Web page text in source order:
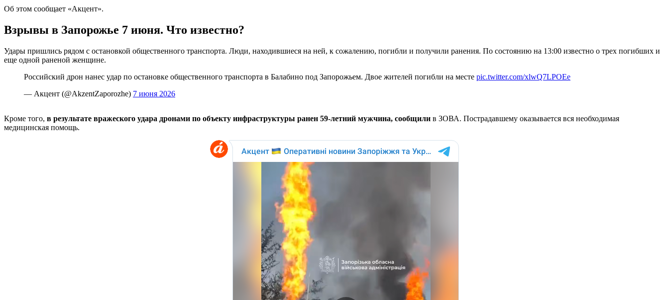
Об этом сообщает «Акцент».
Взрывы в Запорожье 7 июня. Что известно?
Удары пришлись рядом с остановкой общественного транспорта. Люди, находившиеся на ней, к сожалению, погибли и получили ранения. По состоянию на 13:00 известно о трех погибших и
еще одной раненой женщине.
Российский дрон нанес удар по остановке общественного транспорта в Балабино под Запорожьем. Двое жителей погибли на месте pic.twitter.com/xlwQ7LPOEe
— Акцент (@AkzentZaporozhe) 7 июня 2026
Кроме того, в результате вражеского удара дронами по объекту инфраструктуры ранен 59-летний мужчина, сообщили в ЗОВА. Пострадавшему оказывается вся необходимая
медицинская помощь.